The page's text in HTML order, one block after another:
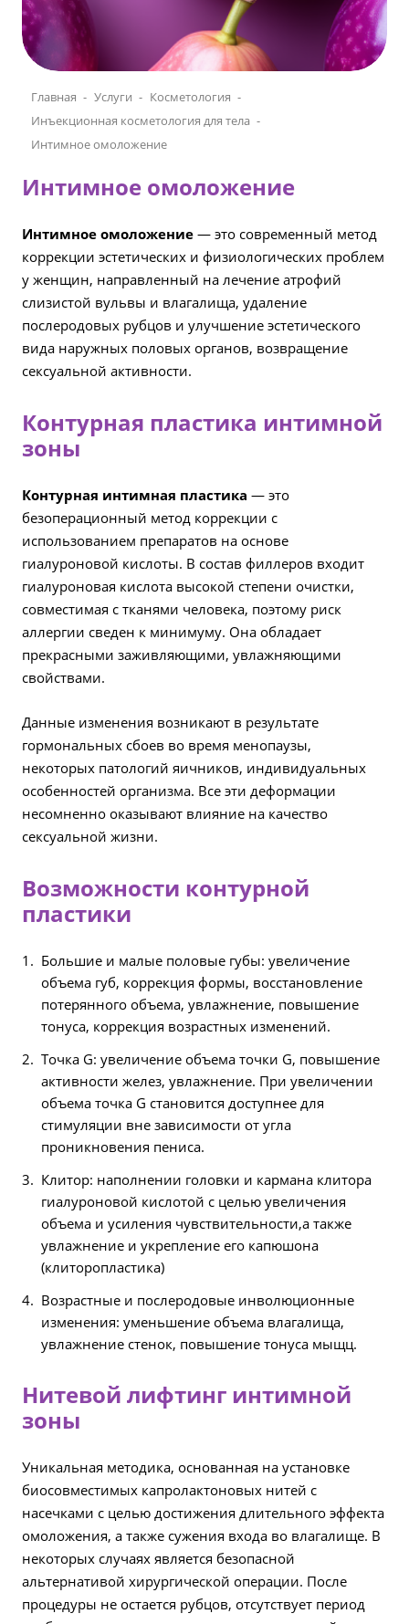
Главная Услуги
Косметология
Инъекционная косметология для тела
Интимное омоложение
Интимное омоложение
Интимное омоложение — это современный метод
коррекции эстетических и физиологических проблем
у женщин, направленный на лечение атрофий
слизистой вульвы и влагалища, удаление
послеродовых рубцов и улучшение эстетического
вида наружных половых органов, возвращение
сексуальной активности.
Контурная пластика интимной
зоны
Контурная интимная пластика — это
безоперационный метод коррекции с
использованием препаратов на основе
гиалуроновой кислоты. В состав филлеров входит
гиалуроновая кислота высокой степени очистки,
совместимая с тканями человека, поэтому риск
аллергии сведен к минимуму. Она обладает
прекрасными заживляющими, увлажняющими
свойствами.
Данные изменения возникают в результате
гормональных сбоев во время менопаузы,
некоторых патологий яичников, индивидуальных
особенностей организма. Все эти деформации
несомненно оказывают влияние на качество
сексуальной жизни.
Возможности контурной
пластики
Большие и малые половые губы: увеличение
объема губ, коррекция формы, восстановление
потерянного объема, увлажнение, повышение
тонуса, коррекция возрастных изменений.
Точка G: увеличение объема точки G, повышение
активности желез, увлажнение. При увеличении
объема точка G становится доступнее для
стимуляции вне зависимости от угла
проникновения пениса.
Клитор: наполнении головки и кармана клитора
гиалуроновой кислотой с целью увеличения
объема и усиления чувствительности,а также
увлажнение и укрепление его капюшона
(клиторопластика)
Возрастные и послеродовые инволюционные
изменения: уменьшение объема влагалища,
увлажнение стенок, повышение тонуса мыщц.
Нитевой лифтинг интимной
зоны
Уникальная методика, основанная на установке
биосовместимых капролактоновых нитей с
насечками с целью достижения длительного эффекта
омоложения, а также сужения входа во влагалище. В
некоторых случаях является безопасной
альтернативой хирургической операции. После
процедуры не остается рубцов, отсутствует период